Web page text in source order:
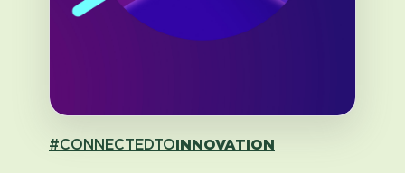
#CONNECTEDTOINNOVATION